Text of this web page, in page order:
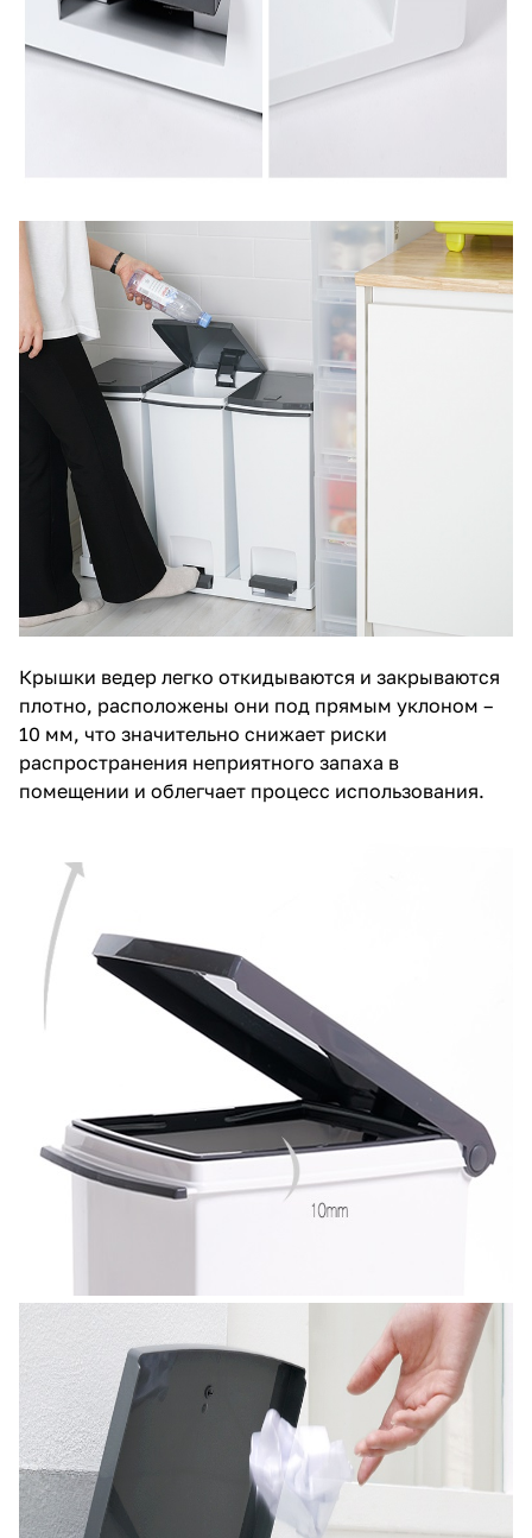
Крышки ведер легко откидываются и закрываются
плотно, расположены они под прямым уклоном –
10 мм, что значительно снижает риски
распространения неприятного запаха в
помещении и облегчает процесс использования.